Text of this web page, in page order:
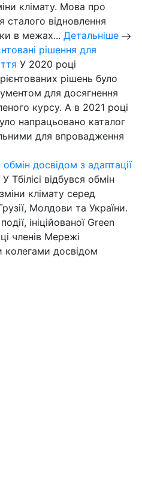
клімату. Мова про
сталого відновлення
в межах... Детальніше
рішення для
У 2020 році
рішень було
для досягнення
курсу. А в 2021 році
напрацьовано каталог
для впровадження
досвідом з адаптації
У Тбілісі відбувся обмін
клімату серед
Молдови та України.
ініційованої Green
членів Мережі
колегами досвідом